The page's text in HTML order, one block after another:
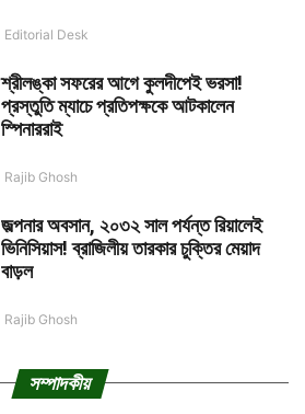
Editorial Desk
শ্রীলঙ্কা সফরের আগে কুলদীপেই ভরসা!
প্রস্তুতি ম্যাচে প্রতিপক্ষকে আটকালেন
স্পিনাররাই
Rajib Ghosh
জল্পনার অবসান, ২০৩২ সাল পর্যন্ত রিয়ালেই
ভিনিসিয়াস! ব্রাজিলীয় তারকার চুক্তির মেয়াদ
বাড়ল
Rajib Ghosh
সম্পাদকীয়